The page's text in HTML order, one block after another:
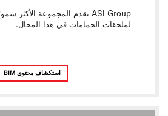
لملحقات الحمامات في هذا المجال.
استكشاف محتوى BIM